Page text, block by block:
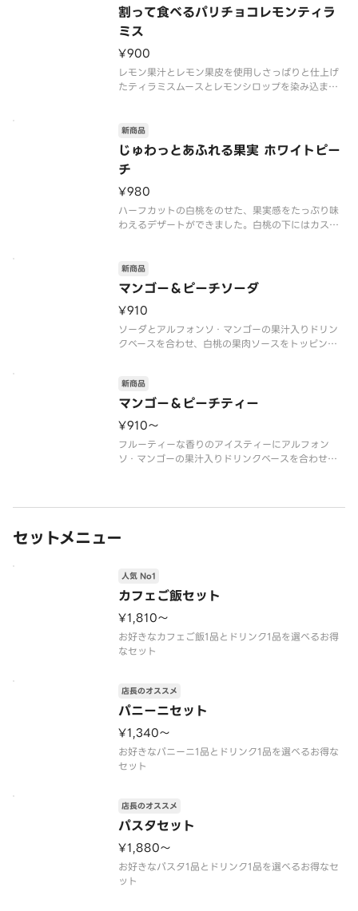
割って食べるパリチョコレモンティラ
ミス
¥900
レモン果汁とレモン果皮を使用しさっぱりと仕上げ
たティラミスムースとレモンシロップを染み込ませ
で、割る瞬間の楽しさとともに食感の違いを堪能で
きます。
新しい食感ときゅんとした
じゅわっとあふれる果実 ホワイトピー
チ
新商品
¥980
ハーフカットの白桃をのせた、果実感をたっぷり味
わえるデザートができました。白桃の下にはカスタ
にクッキーとアーモンドを敷き込んでいます。まる
で白桃にかぶりつくようなみずみ
マンゴー＆ピーチソーダ
新商品
¥910
ソーダとアルフォンソ・マンゴーの果汁入りドリン
クベースを合わせ、白桃の果肉ソースをトッピング
のアルフォンソ種マンゴーの甘い香り・酸味がバラ
ンスよく味わえます。白桃の芳醇
マンゴー＆ピーチティー
新商品
¥910〜
フルーティーな香りのアイスティーにアルフォン
ソ・マンゴーの果汁入りドリンクベースを合わせ、
セットメニュー
カフェご飯セット
人気 No1
¥1,810〜
お好きなカフェご飯1品とドリンク1品を選べるお得
なセット
パニーニセット
店長のオススメ
¥1,340〜
お好きなパニーニ1品とドリンク1品を選べるお得な
セット
パスタセット
店長のオススメ
¥1,880〜
お好きなパスタ1品とドリンク1品を選べるお得なセ
ット